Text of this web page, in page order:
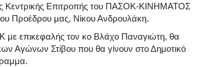
Κεντρικής Επιτροπής του ΠΑΣΟΚ-ΚΙΝΗΜΑΤΟΣ
Προέδρου μας, Νίκου Ανδρουλάκη.
επικεφαλής τον κο Βλάχο Παναγιώτη, θα
Αγώνων Στίβου που θα γίνουν στο Δημοτικό